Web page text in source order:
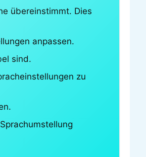
übereinstimmt. Dies
anpassen.
sind.
zu